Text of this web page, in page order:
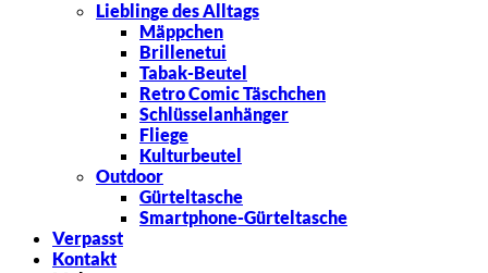
Lieblinge des Alltags
Mäppchen
Brillenetui
Tabak-Beutel
Retro Comic Täschchen
Schlüsselanhänger
Fliege
Kulturbeutel
Outdoor
Gürteltasche
Smartphone-Gürteltasche
Verpasst
Kontakt